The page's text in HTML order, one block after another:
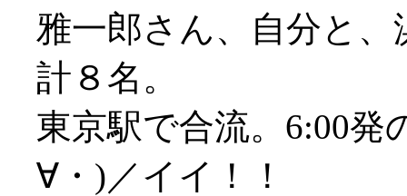
雅一郎さん、自分と
計８名。
東京駅で合流。6:00
∀・)／イイ！！